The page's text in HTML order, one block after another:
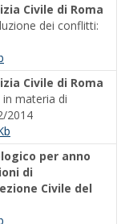
Civile di Roma
dei conflitti:
Civile di Roma
materia di
2014
per anno
di
Civile del